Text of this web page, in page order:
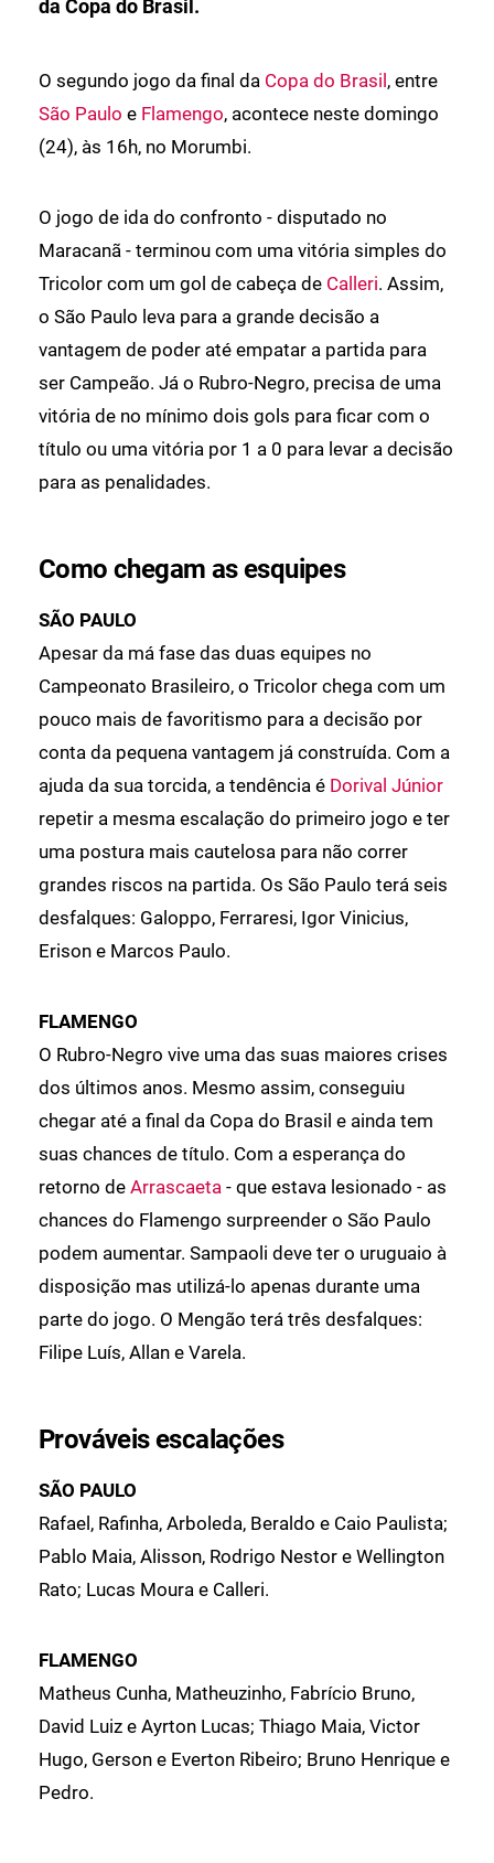
da Copa do Brasil.
O segundo jogo da final da Copa do Brasil , entre
São Paulo e Flamengo, acontece neste domingo
(24), às 16h, no Morumbi.
O jogo de ida do confronto - disputado no
Maracanã - terminou com uma vitória simples do
Tricolor com um gol de cabeça de Calleri. Assim,
o São Paulo leva para a grande decisão a
vantagem de poder até empatar a partida para
ser Campeão. Já o Rubro-Negro, precisa de uma
vitória de no mínimo dois gols para ficar com o
título ou uma vitória por 1 a 0 para levar a decisão
para as penalidades.
Como chegam as esquipes
SÃO PAULO
Apesar da má fase das duas equipes no
Campeonato Brasileiro, o Tricolor chega com um
pouco mais de favoritismo para a decisão por
conta da pequena vantagem já construída. Com a
ajuda da sua torcida, a tendência é Dorival Júnior
repetir a mesma escalação do primeiro jogo e ter
uma postura mais cautelosa para não correr
grandes riscos na partida. Os São Paulo terá seis
desfalques: Galoppo, Ferraresi, Igor Vinicius,
Erison e Marcos Paulo.
FLAMENGO
O Rubro-Negro vive uma das suas maiores crises
dos últimos anos. Mesmo assim, conseguiu
chegar até a final da Copa do Brasil e ainda tem
suas chances de título. Com a esperança do
retorno de Arrascaeta - que estava lesionado - as
chances do Flamengo surpreender o São Paulo
podem aumentar. Sampaoli deve ter o uruguaio à
disposição mas utilizá-lo apenas durante uma
parte do jogo. O Mengão terá três desfalques:
Filipe Luís, Allan e Varela.
Prováveis escalações
SÃO PAULO
Rafael, Rafinha, Arboleda, Beraldo e Caio Paulista;
Pablo Maia, Alisson, Rodrigo Nestor e Wellington
Rato; Lucas Moura e Calleri.
FLAMENGO
Matheus Cunha, Matheuzinho, Fabrício Bruno,
David Luiz e Ayrton Lucas; Thiago Maia, Victor
Hugo, Gerson e Everton Ribeiro; Bruno Henrique e
Pedro.